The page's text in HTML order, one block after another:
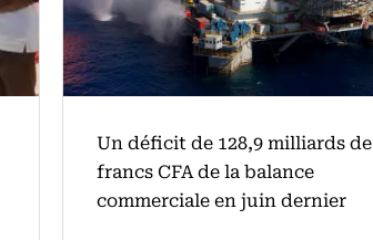
Un déficit de 128,9 milliards de
francs CFA de la balance
commerciale en juin dernier